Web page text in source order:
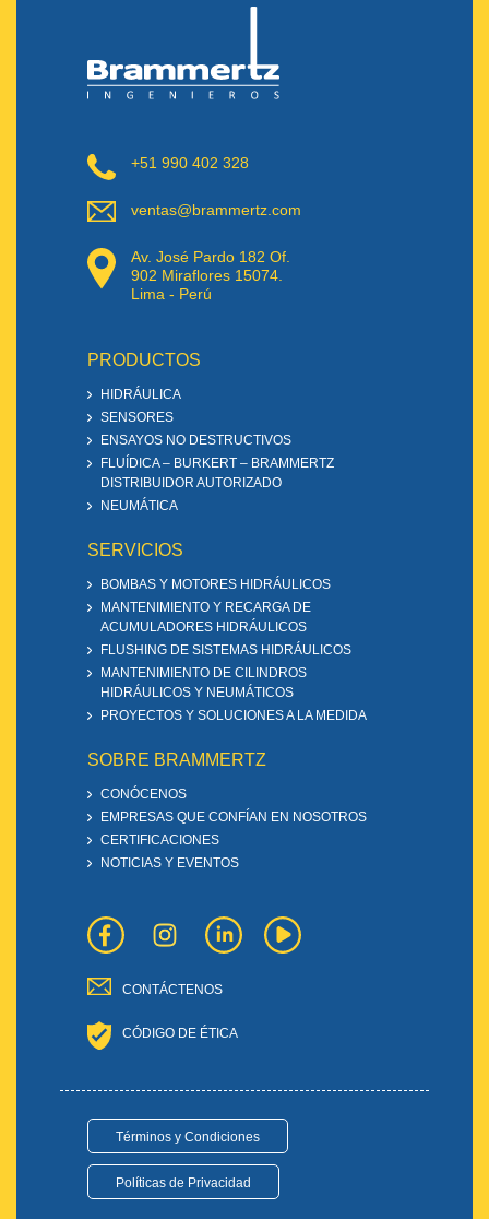
+51 990 402 328
ventas@brammertz.com
Av. José Pardo 182 Of.
902 Miraflores 15074.
Lima - Perú
PRODUCTOS
HIDRÁULICA
SENSORES
ENSAYOS NO DESTRUCTIVOS
FLUÍDICA – BURKERT – BRAMMERTZ
DISTRIBUIDOR AUTORIZADO
NEUMÁTICA
SERVICIOS
BOMBAS Y MOTORES HIDRÁULICOS
MANTENIMIENTO Y RECARGA DE
ACUMULADORES HIDRÁULICOS
FLUSHING DE SISTEMAS HIDRÁULICOS
MANTENIMIENTO DE CILINDROS
HIDRÁULICOS Y NEUMÁTICOS
PROYECTOS Y SOLUCIONES A LA MEDIDA
SOBRE BRAMMERTZ
CONÓCENOS
EMPRESAS QUE CONFÍAN EN NOSOTROS
CERTIFICACIONES
NOTICIAS Y EVENTOS
CONTÁCTENOS
CÓDIGO DE ÉTICA
Términos y Condiciones
Políticas de Privacidad